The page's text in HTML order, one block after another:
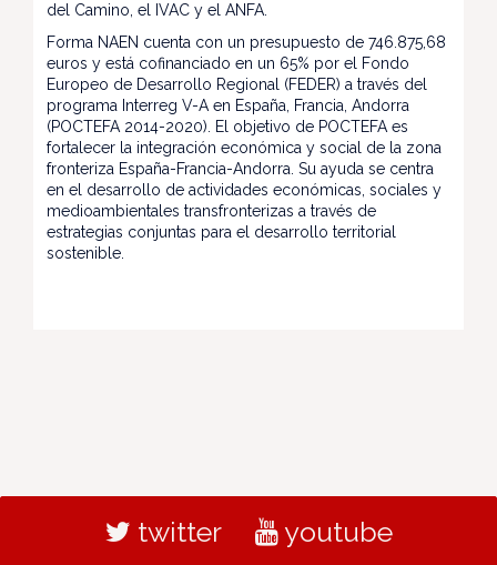
del Camino, el IVAC y el ANFA.
Forma NAEN cuenta con un presupuesto de 746.875,68
euros y está cofinanciado en un 65% por el Fondo
Europeo de Desarrollo Regional (FEDER) a través del
programa Interreg V-A en España, Francia, Andorra
(POCTEFA 2014-2020). El objetivo de POCTEFA es
fortalecer la integración económica y social de la zona
fronteriza España-Francia-Andorra. Su ayuda se centra
en el desarrollo de actividades económicas, sociales y
medioambientales transfronterizas a través de
estrategias conjuntas para el desarrollo territorial
sostenible.
twitter youtube